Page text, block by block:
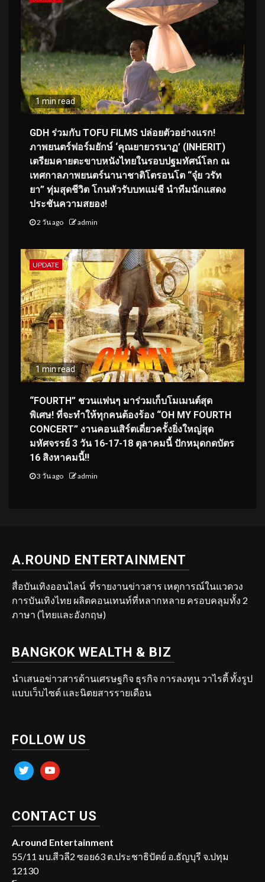
1 min read
GDH ร่วมกับ TOFU FILMS ปล่อยตัวอย่างแรก!
ภาพยนตร์ฟอร์มยักษ์ ‘คุณยายวรนาฏ’ (INHERIT)
เตรียมคายตะขาบหนังไทยในรอบปฐมทัศน์โลก ณ
เทศกาลภาพยนตร์นานาชาติโตรอนโต “จุ๋ย วรัท
ยา” ทุ่มสุดชีวิต โกนหัวรับบทแม่ชี นำทีมนักแสดง
ประชันความสยอง!
2 วัน ago admin
UPDATE
1 min read
“FOURTH” ชวนแฟนๆ มาร่วมเก็บโมเมนต์สุด
พิเศษ! ที่จะทำให้ทุกคนต้องร้อง “OH MY FOURTH
CONCERT” งานคอนเสิร์ตเดี่ยวครั้งยิ่งใหญ่สุด
มหัศจรรย์ 3 วัน 16-17-18 ตุลาคมนี้ ปักหมุดกดบัตร
16 สิงหาคมนี้!!
3 วัน ago admin
A.ROUND ENTERTAINMENT
สื่อบันเทิงออนไลน์ ที่รายงานข่าวสาร เหตุการณ์ในแวดวง
การบันเทิงไทย ผลิตคอนเทนท์ที่หลากหลาย ครอบคลุมทั้ง 2
ภาษา (ไทยและอังกฤษ)
BANGKOK WEALTH & BIZ
นำเสนอข่าวสารด้านเศรษฐกิจ ธุรกิจ การลงทุน วาไรตี้ ทั้งรูป
แบบเว็บไซต์ และนิตยสารรายเดือน
FOLLOW US
twitter youtube
CONTACT US
A.round Entertainment
55/11 มบ.สีวลี2 ซอย63 ต.ประชาธิปัตย์ อ.ธัญบุรี จ.ปทุม
12130